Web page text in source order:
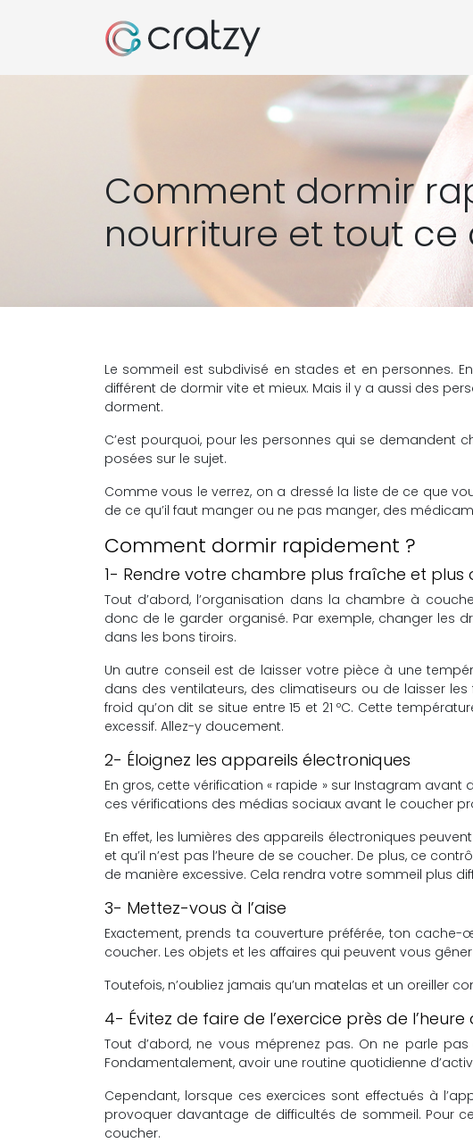
Comment dormir
nourriture et tout
Le sommeil est subdivisé en stades et en personnes.
différent de dormir vite et mieux. Mais il y a aussi des
dorment.
C’est pourquoi, pour les personnes qui se
posées sur le sujet.
Comme vous le verrez, on a dressé la liste de ce que
de ce qu’il faut manger ou ne pas manger, des
Comment dormir rapidement ?
1- Rendre votre chambre plus fraîche et plus
Tout d’abord, l’organisation dans la chambre à
donc de le garder organisé. Par exemple, changer les
dans les bons tiroirs.
Un autre conseil est de laisser votre pièce à une
dans des ventilateurs, des climatiseurs ou de laisser
froid qu’on dit se situe entre 15 et 21 ºC. Cette
excessif. Allez-y doucement.
2- Éloignez les appareils électroniques
En gros, cette vérification « rapide » sur Instagram
ces vérifications des médias sociaux avant le coucher
En effet, les lumières des appareils électroniques
et qu’il n’est pas l’heure de se coucher. De plus, ce
de manière excessive. Cela rendra votre sommeil plus
3- Mettez-vous à l’aise
Exactement, prends ta couverture préférée, ton
coucher. Les objets et les affaires qui peuvent vous
Toutefois, n’oubliez jamais qu’un matelas et un oreiller
4- Évitez de faire de l’exercice près de
Tout d’abord, ne vous méprenez pas. On ne parle
Fondamentalement, avoir une routine quotidienne
Cependant, lorsque ces exercices sont effectués à
provoquer davantage de difficultés de sommeil. Pour
coucher.